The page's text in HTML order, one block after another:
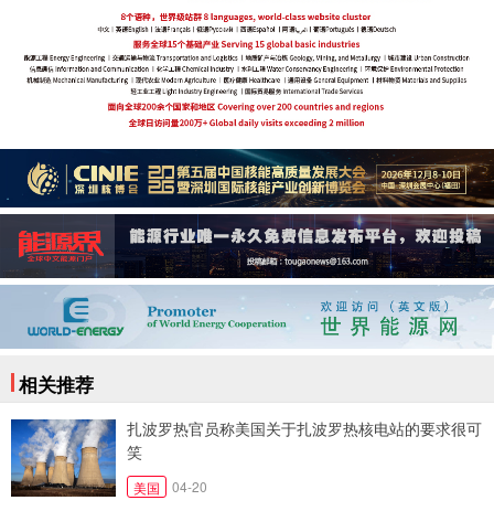
相关推荐
扎波罗热官员称美国关于扎波罗热核电站的要求很可
笑
美国 04-20